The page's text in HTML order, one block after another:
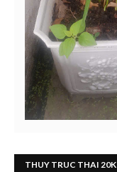
THUY TRUC THAI 20K